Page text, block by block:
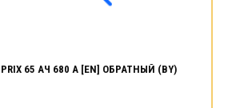
PRIX 65 АЧ 680 А [EN] ОБРАТНЫЙ (BY)